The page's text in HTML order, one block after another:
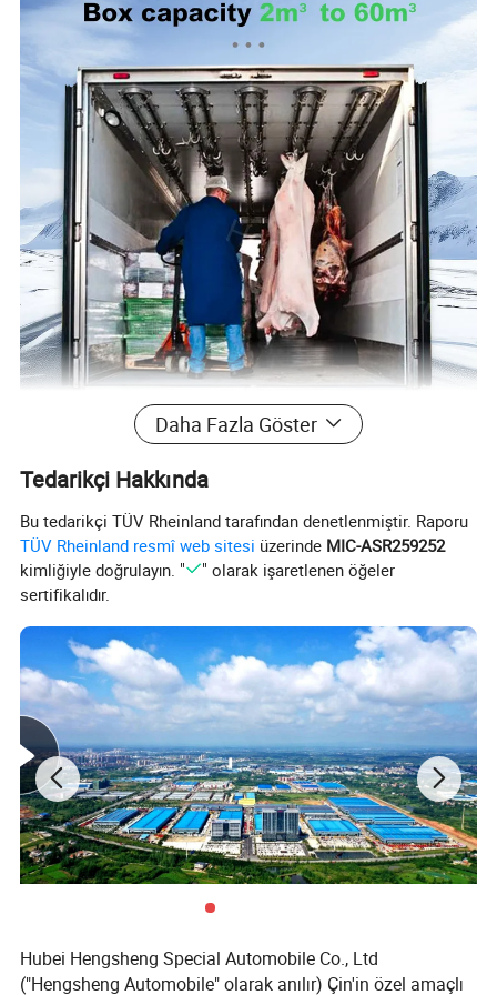
Ürün Parametreleri
Araç Parametreleri
Araç Markası Foton
BoşAğırlık(kg) 14000
Motor Gücü (kw) 360
Dişli kutusu 12 vitesli Düz Şanzıman
Araç Boyutu (mm) 12000x2600x3990
Dingil sayısı 4
Daha Fazla Göster
Tedarikçi Hakkında
Bu tedarikçi TÜV Rheinland tarafından denetlenmiştir. Raporu
TÜV Rheinland resmî web sitesi üzerinde MIC-ASR259252
kimliğiyle doğrulayın. "
" olarak işaretlenen öğeler
sertifikalıdır.
Hubei Hengsheng Special Automobile Co., Ltd
("Hengsheng Automobile" olarak anılır) Çin'in özel amaçlı